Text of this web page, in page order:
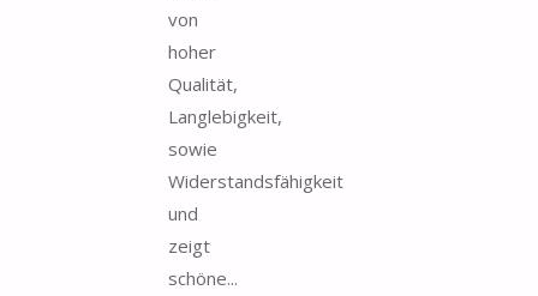
von
hoher
Qualität,
Langlebigkeit,
sowie
Widerstandsfähigkeit
und
zeigt
schöne...